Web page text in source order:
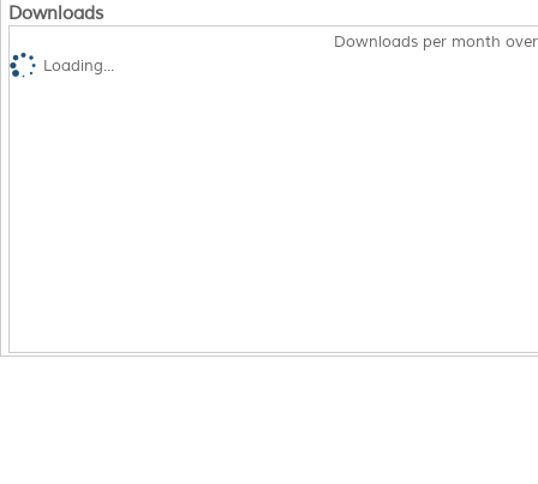
Downloads
Downloads per month
Loading...